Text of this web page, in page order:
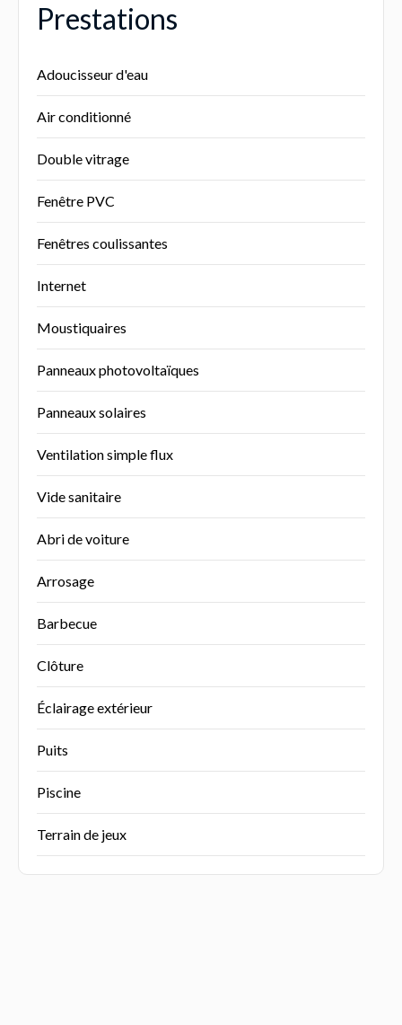
Prestations
Adoucisseur d'eau
Air conditionné
Double vitrage
Fenêtre PVC
Fenêtres coulissantes
Internet
Moustiquaires
Panneaux photovoltaïques
Panneaux solaires
Ventilation simple flux
Vide sanitaire
Abri de voiture
Arrosage
Barbecue
Clôture
Éclairage extérieur
Puits
Piscine
Terrain de jeux